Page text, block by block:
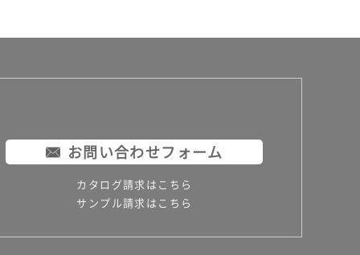
お問い合わせフォーム
カタログ請求はこちら
サンプル請求はこちら